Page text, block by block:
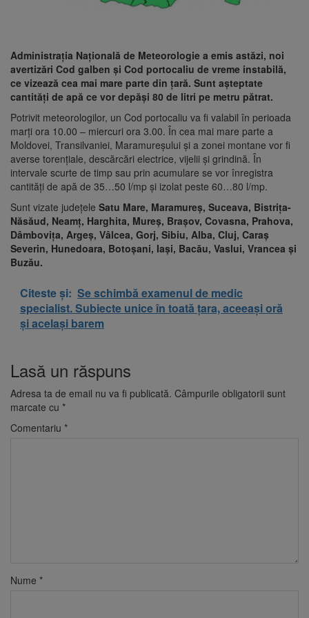
Administraţia Naţională de Meteorologie a emis astăzi, noi
avertizări Cod galben şi Cod portocaliu de vreme instabilă,
ce vizează cea mai mare parte din ţară. Sunt așteptate
cantități de apă ce vor depăși 80 de litri pe metru pătrat.
Potrivit meteorologilor, un Cod portocaliu va fi valabil în perioada
marți ora 10.00 – miercuri ora 3.00. În cea mai mare parte a
Moldovei, Transilvaniei, Maramureșului și a zonei montane vor fi
averse torențiale, descărcări electrice, vijelii și grindină. În
intervale scurte de timp sau prin acumulare se vor înregistra
cantități de apă de 35…50 l/mp și izolat peste 60…80 l/mp.
Sunt vizate județele Satu Mare, Maramureș, Suceava, Bistrița-
Năsăud, Neamț, Harghita, Mureș, Brașov, Covasna, Prahova,
Dâmbovița, Argeș, Vâlcea, Gorj, Sibiu, Alba, Cluj, Caraș
Severin, Hunedoara, Botoșani, Iași, Bacău, Vaslui, Vrancea și
Buzău.
Citeste și: Se schimbă examenul de medic
specialist. Subiecte unice în toată țara, aceeași oră
și același barem
Lasă un răspuns
Adresa ta de email nu va fi publicată. Câmpurile obligatorii sunt
marcate cu *
Comentariu *
Nume *